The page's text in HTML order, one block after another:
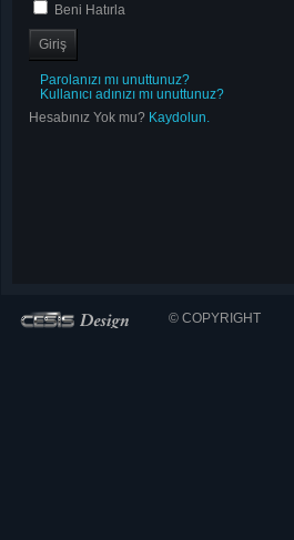
Beni Hatırla
Parolanızı mı unuttunuz?
Kullanıcı adınızı mı unuttunuz?
Hesabınız Yok mu? Kaydolun.
© COPYRIGHT